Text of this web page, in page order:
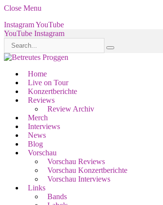
Close Menu
InstagramYouTube
YouTube Instagram
Home
Live on Tour
Konzertberichte
Reviews
Review Archiv
Merch
Interviews
News
Blog
Vorschau
Vorschau Reviews
Vorschau Konzertberichte
Vorschau Interviews
Links
Bands